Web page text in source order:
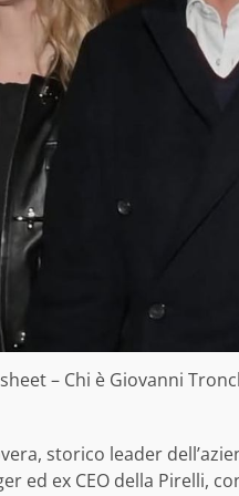
– Chi è Giovanni
storico leader
ed ex CEO della Pirelli,